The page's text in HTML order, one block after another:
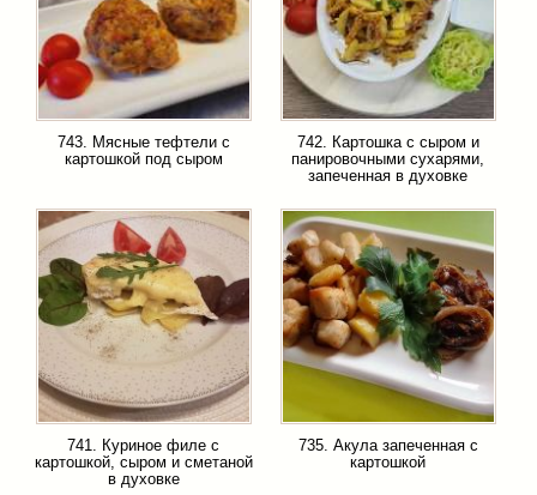
743. Мясные тефтели с
картошкой под сыром
742. Картошка с сыром и
панировочными сухарями,
запеченная в духовке
741. Куриное филе с
картошкой, сыром и сметаной
в духовке
735. Акула запеченная с
картошкой